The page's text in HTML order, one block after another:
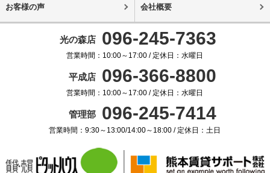
お客様の声 会社概要
光の森店 096-245-7363
営業時間：10:00～17:00 / 定休日：水曜日
平成店 096-366-8800
営業時間：10:00～17:00 / 定休日：水曜日
管理部 096-245-7414
営業時間：9:30～13:00/14:00～18:00 / 定休日：土日